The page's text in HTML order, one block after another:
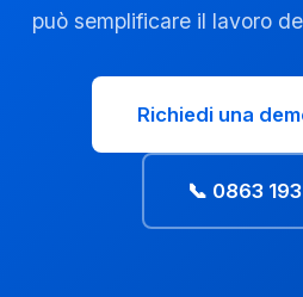
può semplificare il lavoro
Richiedi una
📞 0863 193